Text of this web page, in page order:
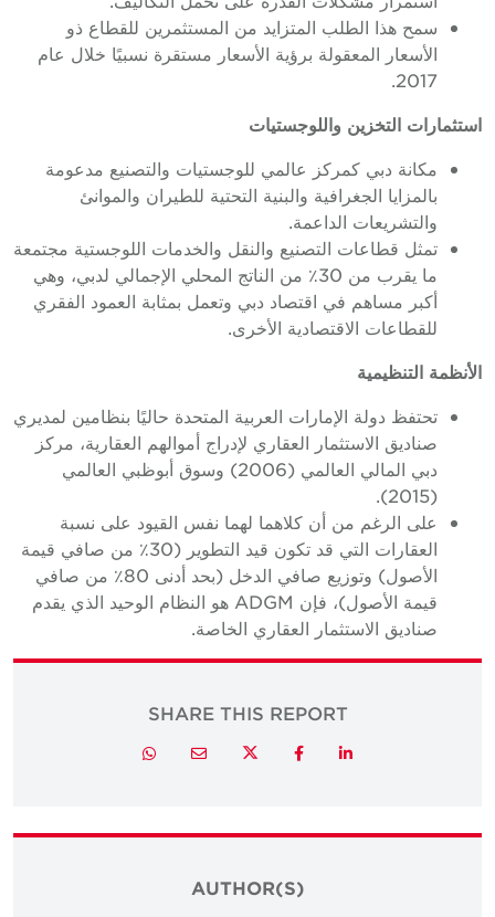
سمح هذا الطلب المتزايد من المستثمرين للقطاع ذو
الأسعار المعقولة برؤية الأسعار مستقرة نسبيًا خلال عام
2017.
استثمارات التخزين واللوجستيات
مكانة دبي كمركز عالمي للوجستيات والتصنيع مدعومة
بالمزايا الجغرافية والبنية التحتية للطيران والموانئ
والتشريعات الداعمة.
تمثل قطاعات التصنيع والنقل والخدمات اللوجستية مجتمعة
ما يقرب من 30٪ من الناتج المحلي الإجمالي لدبي، وهي
أكبر مساهم في اقتصاد دبي وتعمل بمثابة العمود الفقري
للقطاعات الاقتصادية الأخرى.
الأنظمة التنظيمية
تحتفظ دولة الإمارات العربية المتحدة حاليًا بنظامين لمديري
صناديق الاستثمار العقاري لإدراج أموالهم العقارية، مركز
دبي المالي العالمي (2006) وسوق أبوظبي العالمي
(2015).
على الرغم من أن كلاهما لهما نفس القيود على نسبة
العقارات التي قد تكون قيد التطوير (30٪ من صافي قيمة
الأصول) وتوزيع صافي الدخل (بحد أدنى 80٪ من صافي
قيمة الأصول)، فإن ADGM هو النظام الوحيد الذي يقدم
صناديق الاستثمار العقاري الخاصة.
SHARE THIS REPORT
LinkedIn
Facebook
Twitter
Email
Whatsapp
AUTHOR(S)